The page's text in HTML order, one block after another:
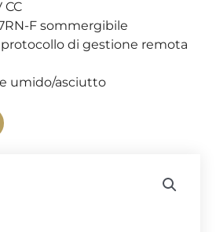
CC
F sommergibile
di gestione remota
umido/asciutto